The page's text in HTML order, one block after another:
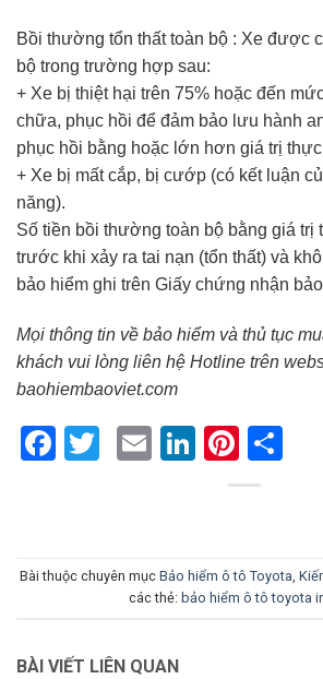
Bồi thường tổn thất toàn bộ : Xe được
bộ trong trường hợp sau:
+ Xe bị thiệt hại trên 75% hoặc đến
chữa, phục hồi để đảm bảo lưu hành
phục hồi bằng hoặc lớn hơn giá trị
+ Xe bị mất cắp, bị cướp (có kết luận
năng).
Số tiền bồi thường toàn bộ bằng giá trị
trước khi xảy ra tai nạn (tổn thất) và
bảo hiểm ghi trên Giấy chứng nhận
Mọi thông tin về bảo hiểm và thủ tục
khách vui lòng liên hệ Hotline trên
baohiembaoviet.com
Facebook
Twitter
EmailLinkedIn
Bài thuộc chuyên mục Bảo hiểm ô tô Toyota,
các thẻ: bảo hiểm ô tô toyota
BÀI VIẾT LIÊN QUAN